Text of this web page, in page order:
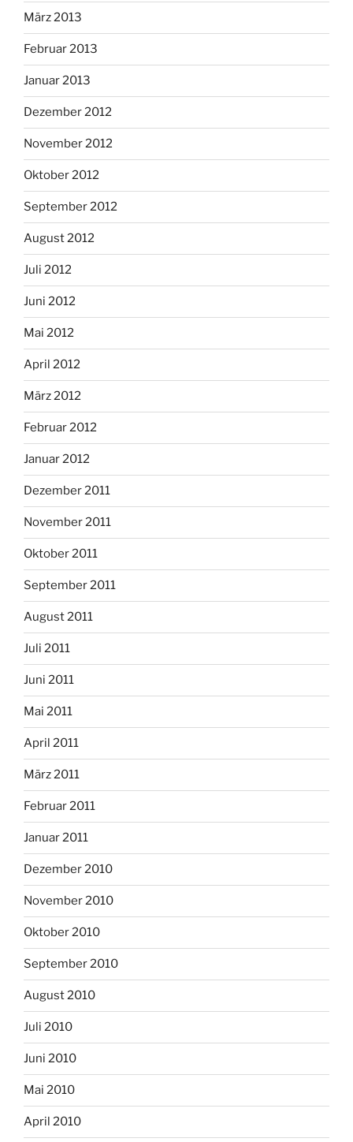
März 2013
Februar 2013
Januar 2013
Dezember 2012
November 2012
Oktober 2012
September 2012
August 2012
Juli 2012
Juni 2012
Mai 2012
April 2012
März 2012
Februar 2012
Januar 2012
Dezember 2011
November 2011
Oktober 2011
September 2011
August 2011
Juli 2011
Juni 2011
Mai 2011
April 2011
März 2011
Februar 2011
Januar 2011
Dezember 2010
November 2010
Oktober 2010
September 2010
August 2010
Juli 2010
Juni 2010
Mai 2010
April 2010